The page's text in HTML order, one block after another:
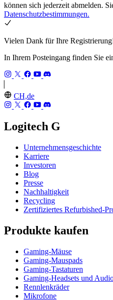
können sich jederzeit abmelden.
Datenschutzbestimmungen.
Vielen Dank für Ihre
In Ihrem Posteingang finden Sie
CH,de
Logitech G
Unternehmensgeschichte
Karriere
Investoren
Blog
Presse
Nachhaltigkeit
Recycling
Zertifiziertes Refurbished-
Produkte kaufen
Gaming-Mäuse
Gaming-Mauspads
Gaming-Tastaturen
Gaming-Headsets und
Rennlenkräder
Mikrofone